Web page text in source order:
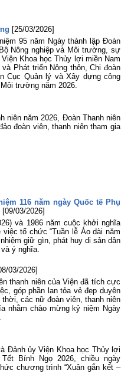
[25/03/2026]
95 năm Ngày thành lập Đoàn
Nông nghiệp và Môi trường, sự
Khoa học Thủy lợi miền Nam
Phát triển Nông thôn, Chi đoàn
Cục Quản lý và Xây dựng công
trường năm 2026.
niên năm 2026, Đoàn Thanh niên
đoàn viên, thanh niên tham gia
116 năm ngày Quốc tế Phụ
[09/03/2026]
và 1986 năm cuộc khởi nghĩa
tổ chức “Tuần lễ Áo dài năm
giữ gìn, phát huy di sản dân
ý nghĩa.
03/2026]
thanh niên của Viện đã tích cực
góp phần lan tỏa vẻ đẹp duyên
các nữ đoàn viên, thanh niên
nhằm chào mừng kỷ niệm Ngày
Đảnh ủy Viện Khoa học Thủy lợi
Bính Ngọ 2026, chiều ngày
chương trình “Xuân gắn kết –